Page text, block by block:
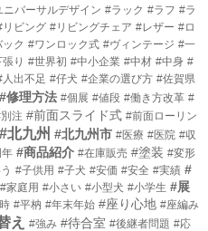
ニバーサルデザイン #ラック #ラフ #ラ
リビング #リビングチェア #レザー #ロ
ク #ワンロック式 #ヴィンテージ #一
り #世界初 #中小企業 #中材 #中身 #
人出不足 #仔犬 #企業の選び方 #佐賀県
#修理方法 #個展 #値段 #働き方改革 #
注 #前面スライド式 #前面ローリン
#北九州 #北九州市 #医療 #医院 #収
#商品紹介 #在庫販売 #塗装 #変形
#子供用 #子犬 #安価 #安全 #実績 #
#家庭用 #小さい #小型犬 #小学生 #展
#平枘 #年末年始 #座り心地 #座編み
え #強み #待合室 #後継者問題 #応